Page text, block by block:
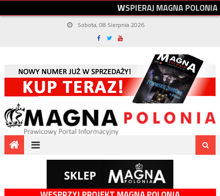
WSPIERAJMAGNAPOLONIA
Sobota, 08 Sierpnia 2026